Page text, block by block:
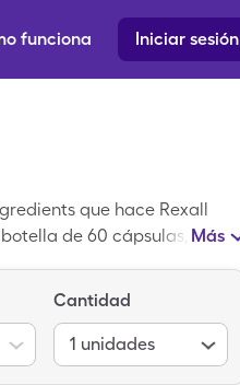
Iniciar sesión
funciona
que hace Rexall
de 60 cápsulas, pero
Más
Cantidad
1 unidades